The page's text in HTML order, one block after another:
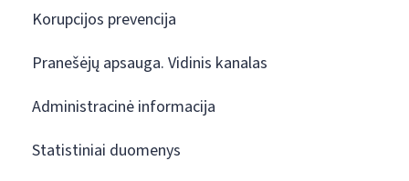
Korupcijos prevencija
Pranešėjų apsauga. Vidinis kanalas
Administracinė informacija
Statistiniai duomenys